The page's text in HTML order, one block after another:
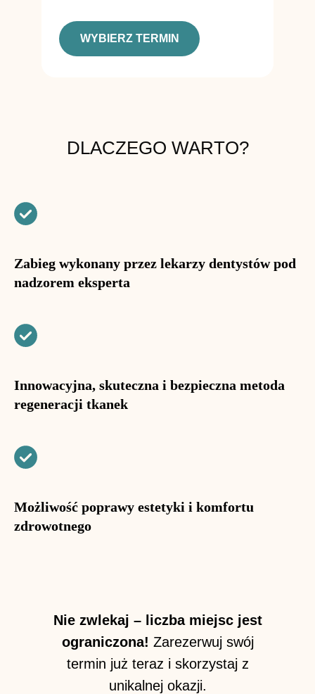
WYBIERZ TERMIN
DLACZEGO WARTO?
Zabieg wykonany przez lekarzy dentystów pod
nadzorem eksperta
Innowacyjna, skuteczna i bezpieczna metoda
regeneracji tkanek
Możliwość poprawy estetyki i komfortu
zdrowotnego
Nie zwlekaj – liczba miejsc jest
ograniczona! Zarezerwuj swój
termin już teraz i skorzystaj z
unikalnej okazji.